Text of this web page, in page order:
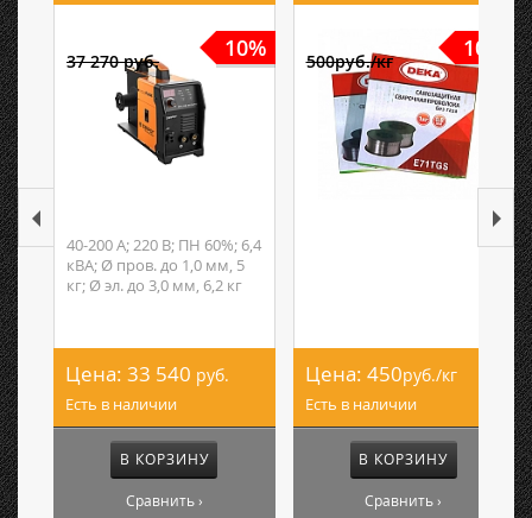
10%
37 270 руб.
40-200 А; 220 В; ПН 60%; 6,4
кВА; Ø пров. до 1,0 мм, 5
кг; Ø эл. до 3,0 мм, 6,2 кг
Цена: 33 540 руб.
Есть в наличии
В КОРЗИНУ
Сравнить ›
10%
500руб./кг
Цена: 450руб./кг
Есть в наличии
В КОРЗИНУ
Сравнить ›